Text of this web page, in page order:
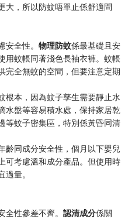
大，所以防蚊唔單止係舒適問
安全性。​​物理防蚊​​係最基礎且安
用蚊帳同著淺色長袖衣褲。蚊帳
完全無蚊的空間，但要注意定期
根本，因為蚊子孳生需要靜止水
水盤等容易積水處，保持家居乾
等蚊子密集區，特別係黃昏同清
齡同成分安全性，個月以下嬰兒
可考慮溫和成分產品。但使用時
量。
全性參差不齊。​​認清成分​​係關